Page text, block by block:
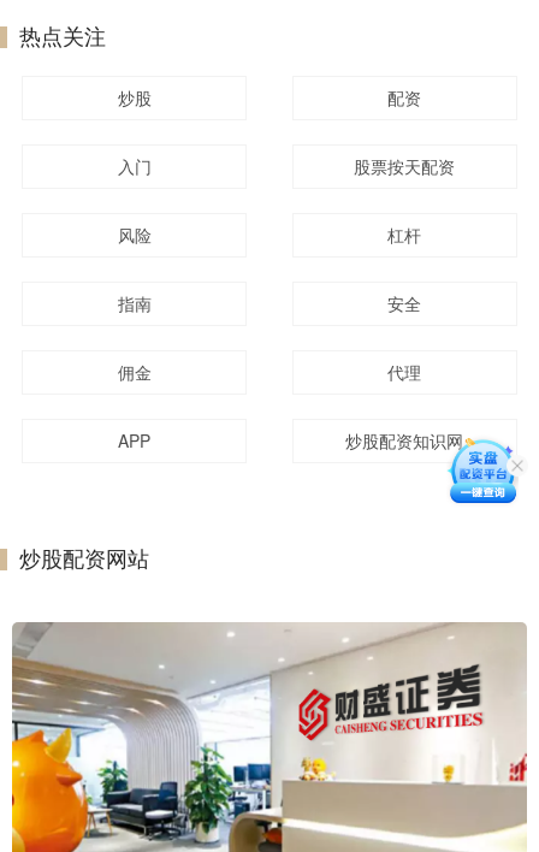
热点关注
炒股 配资
入门 股票按天配资
风险 杠杆
指南 安全
佣金 代理
APP 炒股配资知识网
炒股配资网站